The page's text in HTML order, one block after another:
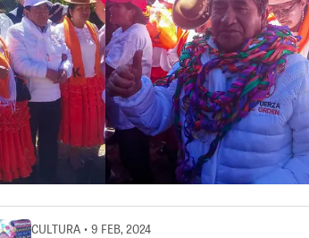
CULTURA • 9 FEB, 2024